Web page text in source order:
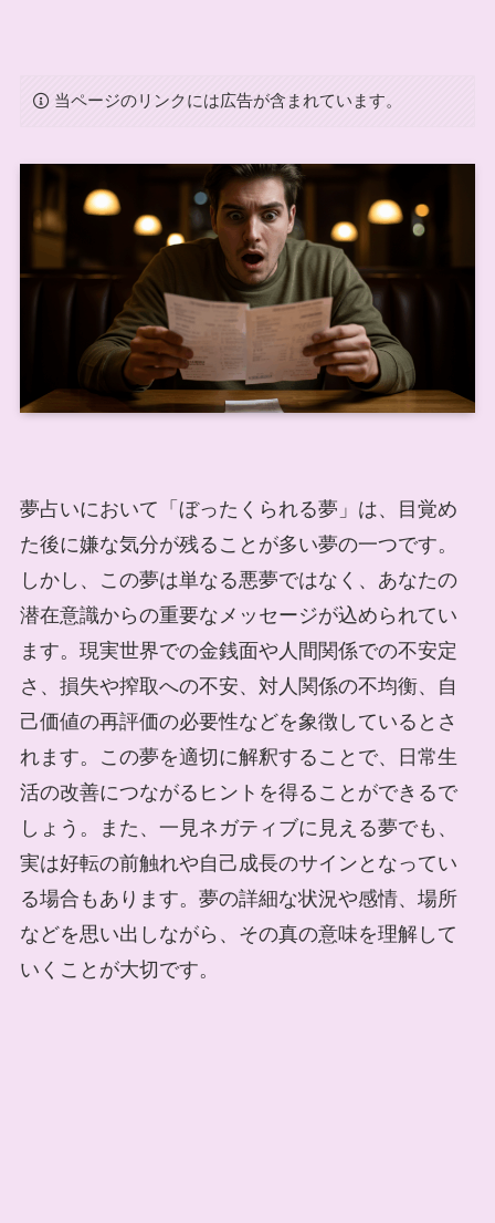
当ページのリンクには広告が含まれています。
夢占いにおいて「ぼったくられる夢」は、目覚め
た後に嫌な気分が残ることが多い夢の一つです。
しかし、この夢は単なる悪夢ではなく、あなたの
潜在意識からの重要なメッセージが込められてい
ます。現実世界での金銭面や人間関係での不安定
さ、損失や搾取への不安、対人関係の不均衡、自
己価値の再評価の必要性などを象徴しているとさ
れます。この夢を適切に解釈することで、日常生
活の改善につながるヒントを得ることができるで
しょう。また、一見ネガティブに見える夢でも、
実は好転の前触れや自己成長のサインとなってい
る場合もあります。夢の詳細な状況や感情、場所
などを思い出しながら、その真の意味を理解して
いくことが大切です。